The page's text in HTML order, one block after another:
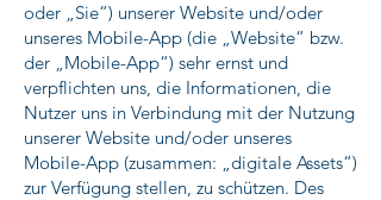
oder „Sie“) unserer Website und/oder
unseres Mobile-App (die „Website“ bzw.
der „Mobile-App“) sehr ernst und
verpflichten uns, die Informationen, die
Nutzer uns in Verbindung mit der Nutzung
unserer Website und/oder unseres
Mobile-App (zusammen: „digitale Assets“)
zur Verfügung stellen, zu schützen. Des